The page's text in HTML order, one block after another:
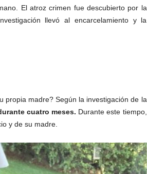
El atroz crimen fue descubierto por la
llevó al encarcelamiento y la
propia madre? Según la investigación de la
cuatro meses. Durante este tiempo,
y de su madre.